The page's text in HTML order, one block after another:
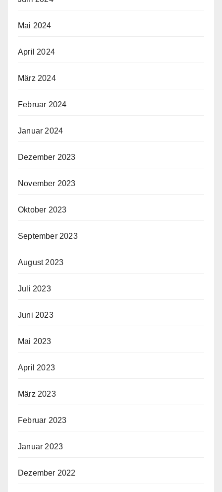
Mai 2024
April 2024
März 2024
Februar 2024
Januar 2024
Dezember 2023
November 2023
Oktober 2023
September 2023
August 2023
Juli 2023
Juni 2023
Mai 2023
April 2023
März 2023
Februar 2023
Januar 2023
Dezember 2022